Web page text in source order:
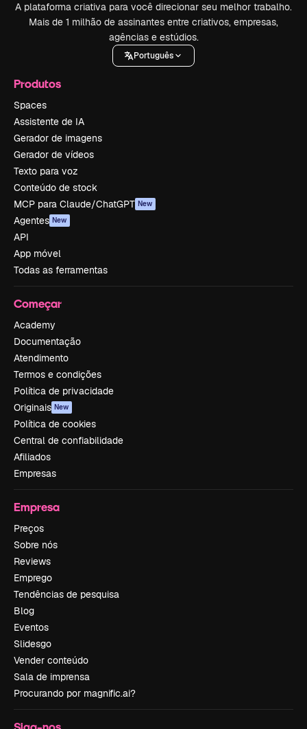
A plataforma criativa para você direcionar seu melhor trabalho.
Mais de 1 milhão de assinantes entre criativos, empresas,
agências e estúdios.
Português
Produtos
Spaces
Assistente de IA
Gerador de imagens
Gerador de vídeos
Texto para voz
Conteúdo de stock
MCP para Claude/ChatGPT New
Agentes New
API
App móvel
Todas as ferramentas
Começar
Academy
Documentação
Atendimento
Termos e condições
Política de privacidade
Originais New
Política de cookies
Central de confiabilidade
Afiliados
Empresas
Empresa
Preços
Sobre nós
Reviews
Emprego
Tendências de pesquisa
Blog
Eventos
Slidesgo
Vender conteúdo
Sala de imprensa
Procurando por magnific.ai?